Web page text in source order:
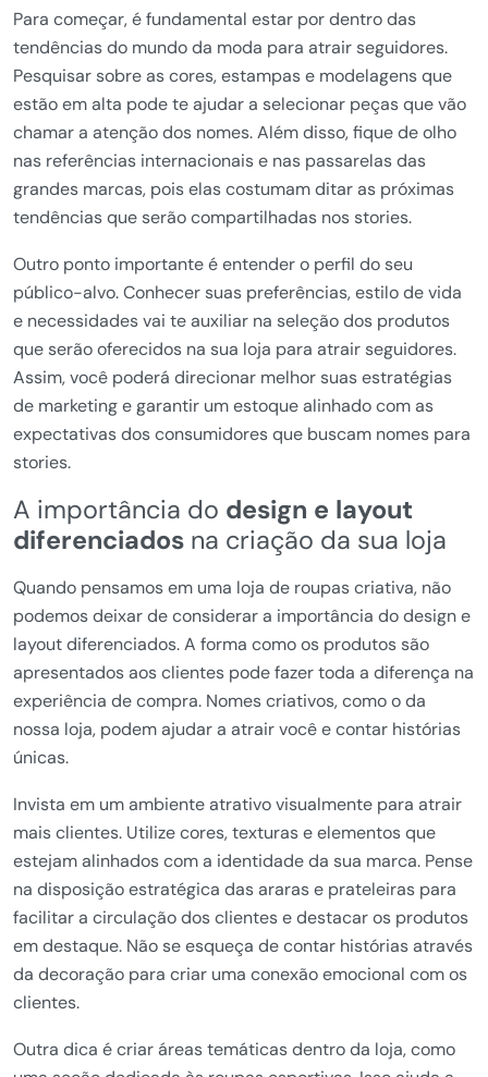
Para começar, é fundamental estar por dentro das
tendências do mundo da moda para atrair seguidores.
Pesquisar sobre as cores, estampas e modelagens que
estão em alta pode te ajudar a selecionar peças que vão
chamar a atenção dos nomes. Além disso, fique de olho
nas referências internacionais e nas passarelas das
grandes marcas, pois elas costumam ditar as próximas
tendências que serão compartilhadas nos stories.
Outro ponto importante é entender o perfil do seu
público-alvo. Conhecer suas preferências, estilo de vida
e necessidades vai te auxiliar na seleção dos produtos
que serão oferecidos na sua loja para atrair seguidores.
Assim, você poderá direcionar melhor suas estratégias
de marketing e garantir um estoque alinhado com as
expectativas dos consumidores que buscam nomes para
stories.
A importância do design e layout
diferenciados na criação da sua loja
Quando pensamos em uma loja de roupas criativa, não
podemos deixar de considerar a importância do design e
layout diferenciados. A forma como os produtos são
apresentados aos clientes pode fazer toda a diferença na
experiência de compra. Nomes criativos, como o da
nossa loja, podem ajudar a atrair você e contar histórias
únicas.
Invista em um ambiente atrativo visualmente para atrair
mais clientes. Utilize cores, texturas e elementos que
estejam alinhados com a identidade da sua marca. Pense
na disposição estratégica das araras e prateleiras para
facilitar a circulação dos clientes e destacar os produtos
em destaque. Não se esqueça de contar histórias através
da decoração para criar uma conexão emocional com os
clientes.
Outra dica é criar áreas temáticas dentro da loja, como